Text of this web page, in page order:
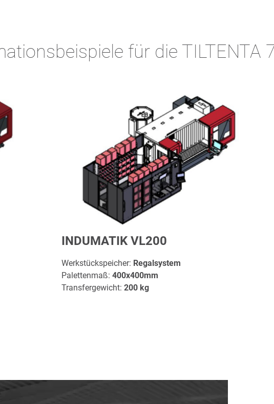
für die TILTENTA
INDUMATIK VL200
Werkstückspeicher: Regalsystem
Palettenmaß:400x400mm
Transfergewicht:200 kg